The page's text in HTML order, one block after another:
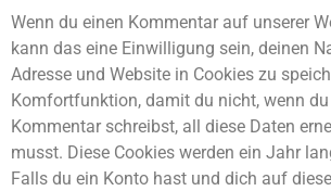
Wenn du einen Kommentar auf unserer
kann das eine Einwilligung sein, deinen
Adresse und Website in Cookies zu
Komfortfunktion, damit du nicht, wenn du
Kommentar schreibst, all diese Daten
musst. Diese Cookies werden ein Jahr
Falls du ein Konto hast und dich auf